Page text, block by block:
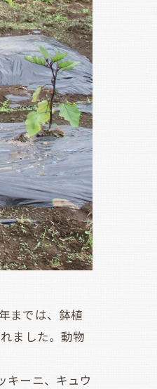
までは、鉢植
ました。動物
キーニ、キュウ